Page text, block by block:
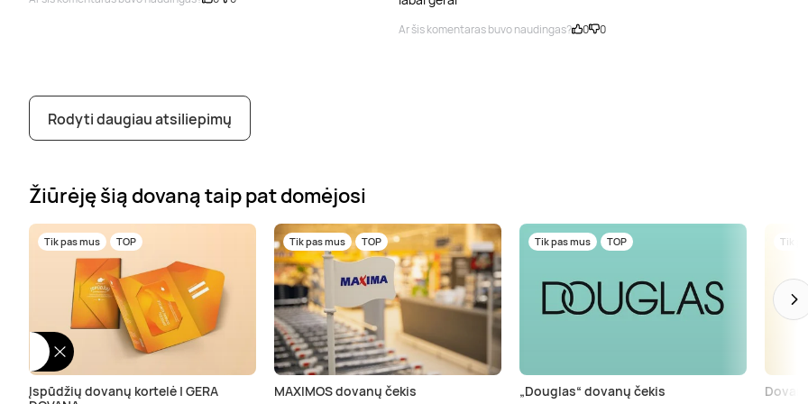
Ar šis komentaras buvo naudingas? 0 0
Rodyti daugiau atsiliepimų
Žiūrėję šią dovaną taip pat domėjosi
Tik pas mus TOP
Įspūdžių dovanų kortelė | GERA
Tik pas mus TOP
MAXIMOS dovanų čekis
Tik pas mus TOP
„Douglas“ dovanų čekis
Tik